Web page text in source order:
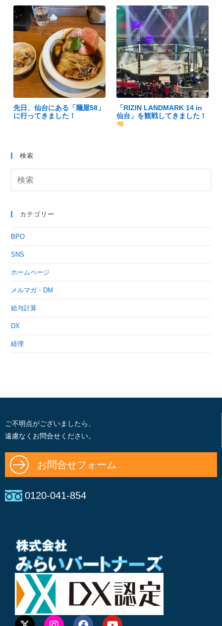
先日、仙台にある「麺屋58」
に行ってきました！
「RIZIN LANDMARK 14 in
仙台」を観戦してきました！
検索
カテゴリー
BPO
SNS
ホームページ
メルマガ・DM
給与計算
DX
経理
ご不明点がございましたら、
遠慮なくお問合せください。
お問合せフォーム
0120-041-854